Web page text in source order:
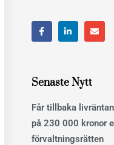
F
a
c
k
L
i
n
n
E
n
v
Senaste Nytt
Får tillbaka
på 230 000 kronor
förvaltningsrätten